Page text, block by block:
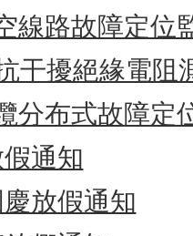
線路故障定位
干擾絕緣電阻
分布式故障定
通知
放假通知